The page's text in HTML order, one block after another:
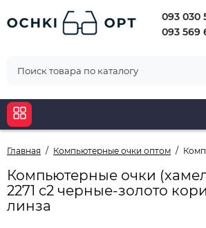
093 030
093 569
Главная Компьютерные очки оптом
Компьютерные очки
2271 с2 черные-золото
линза